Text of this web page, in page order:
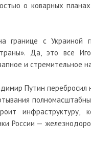
о коварных
границе с Украиной
Да, это все
и стремительное
Путин перебросил
России —